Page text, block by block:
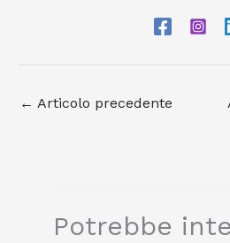
← Articolo precedente
Potrebbe